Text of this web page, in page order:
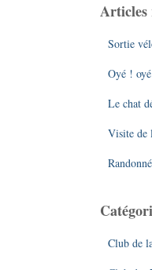
r
Articles
Sortie
Oyé !
Le chat
Visite de
Club de